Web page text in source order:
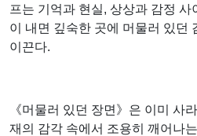
프는 기억과 현실, 상상과 감정
이 내면 깊숙한 곳에 머물러 있던
이끈다.
《머물러 있던 장면》은 이미 사
재의 감각 속에서 조용히 깨어나